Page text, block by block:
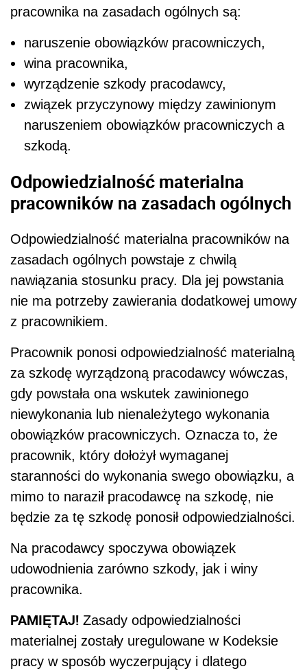
pracownika na zasadach ogólnych są:
naruszenie obowiązków pracowniczych,
wina pracownika,
wyrządzenie szkody pracodawcy,
związek przyczynowy między zawinionym
naruszeniem obowiązków pracowniczych a
szkodą.
Odpowiedzialność materialna
pracowników na zasadach ogólnych
Odpowiedzialność materialna pracowników na
zasadach ogólnych powstaje z chwilą
nawiązania stosunku pracy. Dla jej powstania
nie ma potrzeby zawierania dodatkowej umowy
z pracownikiem.
Pracownik ponosi odpowiedzialność materialną
za szkodę wyrządzoną pracodawcy wówczas,
gdy powstała ona wskutek zawinionego
niewykonania lub nienależytego wykonania
obowiązków pracowniczych. Oznacza to, że
pracownik, który dołożył wymaganej
staranności do wykonania swego obowiązku, a
mimo to naraził pracodawcę na szkodę, nie
będzie za tę szkodę ponosił odpowiedzialności.
Na pracodawcy spoczywa obowiązek
udowodnienia zarówno szkody, jak i winy
pracownika.
PAMIĘTAJ! Zasady odpowiedzialności
materialnej zostały uregulowane w Kodeksie
pracy w sposób wyczerpujący i dlatego